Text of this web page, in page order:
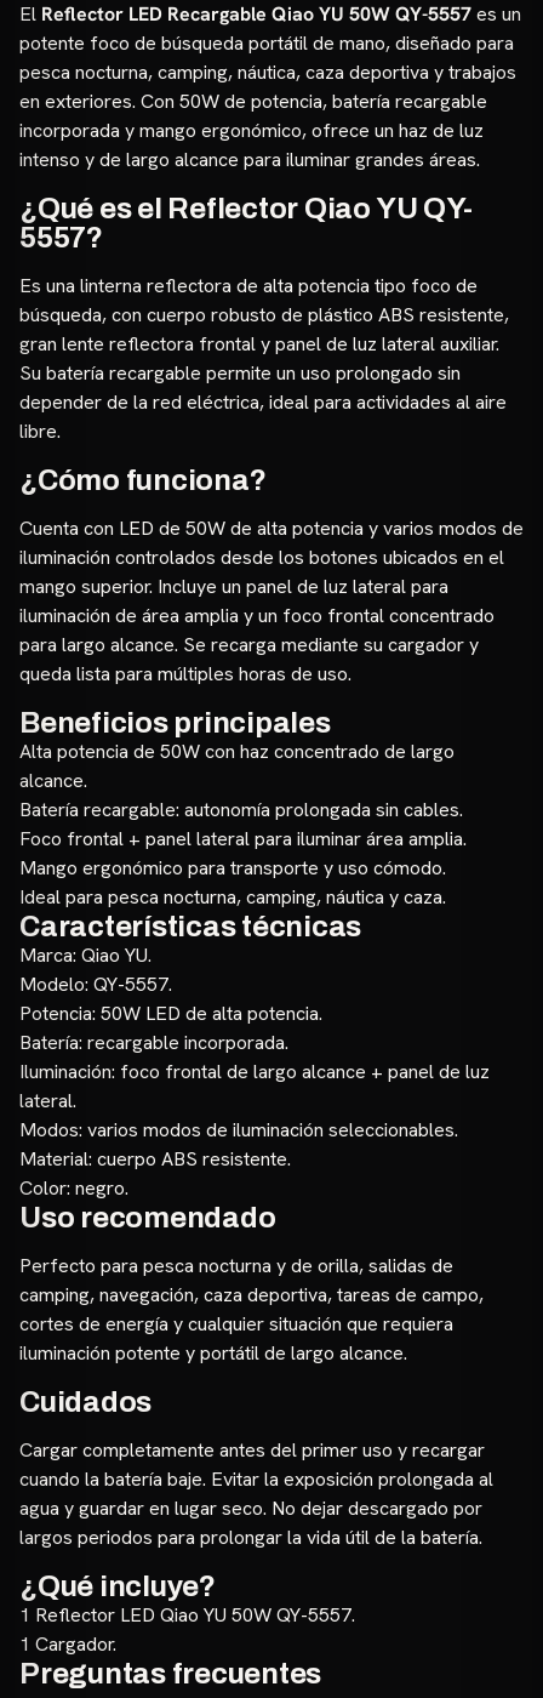
El Reflector LED Recargable Qiao YU 50W QY-5557es un
potente foco de búsqueda portátil de mano, diseñado para
pesca nocturna, camping, náutica, caza deportiva y trabajos
en exteriores. Con 50W de potencia, batería recargable
incorporada y mango ergonómico, ofrece un haz de luz
intenso y de largo alcance para iluminar grandes áreas.
¿Qué es el Reflector Qiao YU QY-
5557?
Es una linterna reflectora de alta potencia tipo foco de
búsqueda, con cuerpo robusto de plástico ABS resistente,
gran lente reflectora frontal y panel de luz lateral auxiliar.
Su batería recargable permite un uso prolongado sin
depender de la red eléctrica, ideal para actividades al aire
libre.
¿Cómo funciona?
Cuenta con LED de 50W de alta potencia y varios modos de
iluminación controlados desde los botones ubicados en el
mango superior. Incluye un panel de luz lateral para
iluminación de área amplia y un foco frontal concentrado
para largo alcance. Se recarga mediante su cargador y
queda lista para múltiples horas de uso.
Beneficios principales
Alta potencia de 50W con haz concentrado de largo
alcance.
Batería recargable: autonomía prolongada sin cables.
Foco frontal + panel lateral para iluminar área amplia.
Mango ergonómico para transporte y uso cómodo.
Ideal para pesca nocturna, camping, náutica y caza.
Características técnicas
Marca: Qiao YU.
Modelo: QY-5557.
Potencia: 50W LED de alta potencia.
Batería: recargable incorporada.
Iluminación: foco frontal de largo alcance + panel de luz
lateral.
Modos: varios modos de iluminación seleccionables.
Material: cuerpo ABS resistente.
Color: negro.
Uso recomendado
Perfecto para pesca nocturna y de orilla, salidas de
camping, navegación, caza deportiva, tareas de campo,
cortes de energía y cualquier situación que requiera
iluminación potente y portátil de largo alcance.
Cuidados
Cargar completamente antes del primer uso y recargar
cuando la batería baje. Evitar la exposición prolongada al
agua y guardar en lugar seco. No dejar descargado por
largos periodos para prolongar la vida útil de la batería.
¿Qué incluye?
1 Reflector LED Qiao YU 50W QY-5557.
1 Cargador.
Preguntas frecuentes